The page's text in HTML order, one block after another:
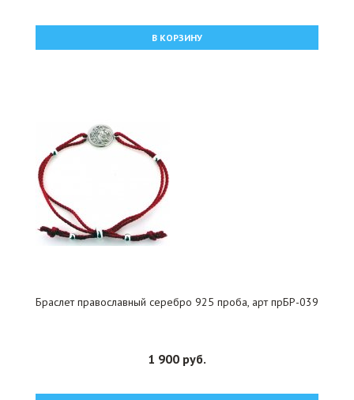
В КОРЗИНУ
Браслет православный серебро 925 проба, арт прБР-039
1 900 руб.